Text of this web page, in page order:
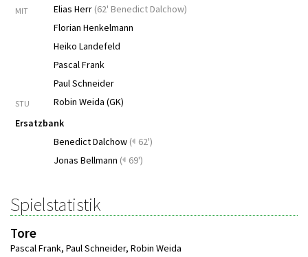
MIT Elias Herr (62' Benedict Dalchow)
Florian Henkelmann
Heiko Landefeld
Pascal Frank
Paul Schneider
STU
Robin Weida (GK)
Ersatzbank
Benedict Dalchow ( 62')
Jonas Bellmann ( 69')
Spielstatistik
Tore
Pascal Frank, Paul Schneider, Robin Weida